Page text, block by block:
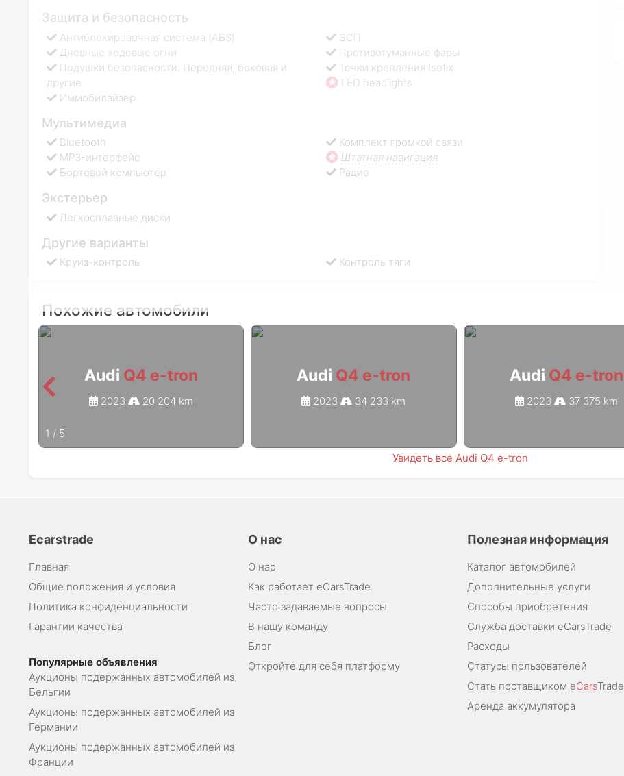
Защита и безопасность
Антиблокировочная система (ABS)
Дневные ходовые огни
ЭСП
Противотуманные фары
Подушки безопасности: Передняя, боковая и
другие
Иммобилайзер
Точки крепления Isofix
LED headlights
Мультимедиа
Bluetooth
Комплект громкой связи
MP3-интерфейс
Штатная навигация
Бортовой компьютер
Радио
Экстерьер
Легкосплавные диски
Другие варианты
Круиз-контроль Контроль тяги
Похожие автомобили
Audi Q4 e-tron
2023 20 204 km
Audi Q4 e-tron
2023 34 233 km
Audi Q4 e-tron
2023 37 375 km
1 / 5
Увидеть все Audi Q4 e-tron
Ecarstrade
Главная
Общие положения и условия
Политика конфиденциальности
Гарантии качества
Популярные объявления
Аукционы подержанных автомобилей из
Бельгии
Аукционы подержанных автомобилей из
Германии
Аукционы подержанных автомобилей из
Франции
О нас
О нас
Как работает eCarsTrade
Часто задаваемые вопросы
В нашу команду
Блог
Откройте для себя платформу
Полезная информация
Каталог автомобилей
Дополнительные услуги
Способы приобретения
Служба доставки eCarsTrade
Расходы
Статусы пользователей
Стать поставщиком eCarsTrade
Аренда аккумулятора